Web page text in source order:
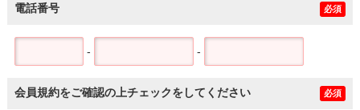
電話番号 必須
- -
会員規約をご確認の上チェックをしてください 必須